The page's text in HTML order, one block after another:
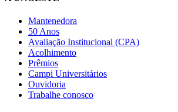
Mantenedora
50 Anos
Avaliação Institucional (CPA)
Acolhimento
Prêmios
Campi Universitários
Ouvidoria
Trabalhe conosco